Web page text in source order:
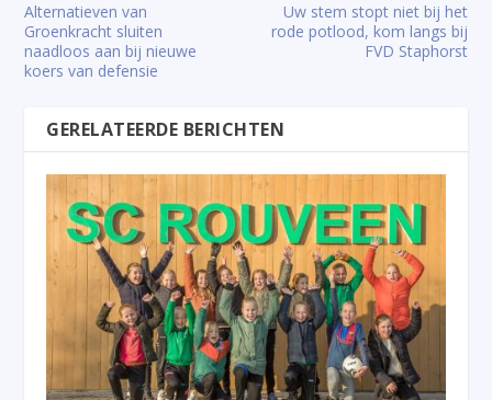
Alternatieven van
Groenkracht sluiten
naadloos aan bij nieuwe
koers van defensie
Uw stem stopt niet bij het
rode potlood, kom langs bij
FVD Staphorst
GERELATEERDE BERICHTEN